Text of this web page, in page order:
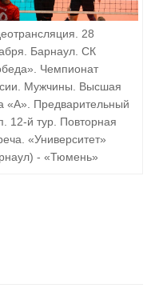
28
Барнаул. СК
Чемпионат
Мужчины. Высшая
«А». Предварительный
12-й тур. Повторная
«Университет»
- «Тюмень»